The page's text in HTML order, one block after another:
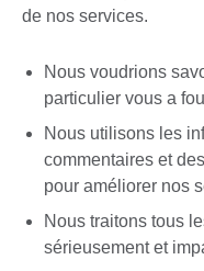
de nos services.
Nous voudrions
particulier vous a
Nous utilisons les
commentaires et
pour améliorer nos
Nous traitons tous
sérieusement et